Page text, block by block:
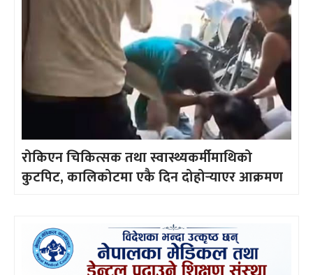
रोकिएन चिकित्सक तथा स्वास्थ्यकर्मीमाथिको
कुटपिट, कालिकोटमा एकै दिन दोहोर्‍याएर आक्रमण